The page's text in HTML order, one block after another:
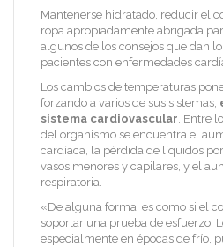
Mantenerse hidratado, reducir el
ropa apropiadamente abrigada
algunos de los consejos que dan
pacientes con enfermedades
Los cambios de temperaturas
forzando a varios de sus sistemas,
sistema cardiovascular. Entre
del organismo se encuentra el
cardíaca, la pérdida de líquidos
vasos menores y capilares, y el
respiratoria.
«De alguna forma, es como si el
soportar una prueba de esfuerzo.
especialmente en épocas de frío,